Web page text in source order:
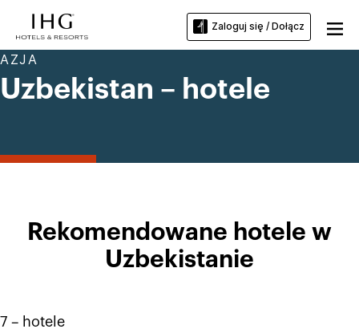
Zaloguj się / Dołącz
AZJA
Uzbekistan – hotele
Rekomendowane hotele w
Uzbekistanie
7 – hotele